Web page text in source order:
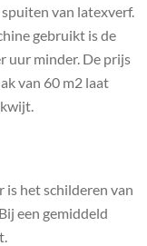
van latexverf.
gebruikt is de
uur minder. De prijs
van 60 m2 laat
is het schilderen van
een gemiddeld